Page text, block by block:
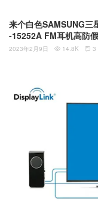
来个白色SAMSUNG
-15252A FM耳机高防
2023年2月9日  14.8K  3